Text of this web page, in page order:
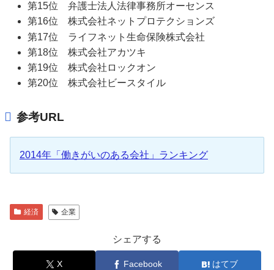
第15位 弁護士法人法律事務所オーセンス
第16位 株式会社ネットプロテクションズ
第17位 ライフネット生命保険株式会社
第18位 株式会社アカツキ
第19位 株式会社ロックオン
第20位 株式会社ビースタイル
参考URL
2014年「働きがいのある会社」ランキング
経済 企業
シェアする
X Facebook はてブ